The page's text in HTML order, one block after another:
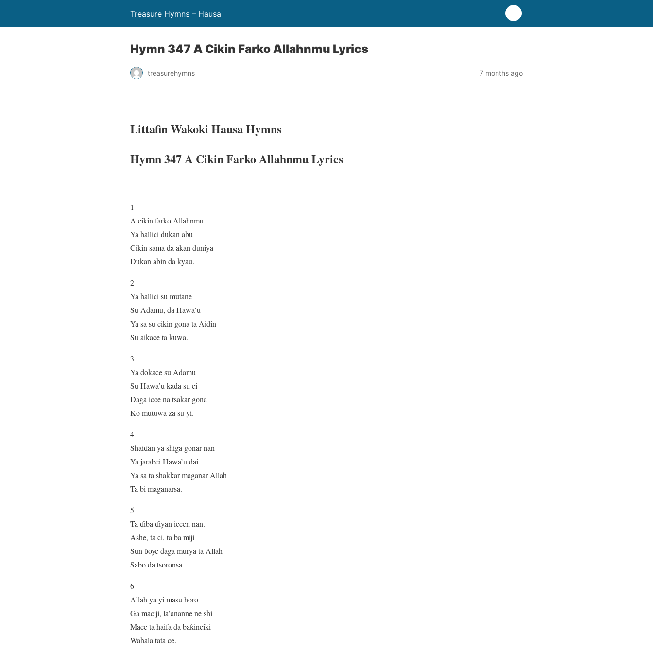
Treasure Hymns – Hausa
Hymn 347 A Cikin Farko Allahnmu Lyrics
treasurehymns 7 months ago
Littafin Wakoki Hausa Hymns
Hymn 347 A Cikin Farko Allahnmu Lyrics
1
A cikin farko Allahnmu
Ya hallici dukan abu
Cikin sama da akan duniya
Dukan abin da kyau.
2
Ya hallici su mutane
Su Adamu, da Hawa’u
Ya sa su cikin gona ta Aidin
Su aikace ta kuwa.
3
Ya dokace su Adamu
Su Hawa’u kada su ci
Daga icce na tsakar gona
Ko mutuwa za su yi.
4
Shaiɗan ya shiga gonar nan
Ya jarabci Hawa’u dai
Ya sa ta shakkar maganar Allah
Ta bi maganarsa.
5
Ta ɗiba ɗiyan iccen nan.
Ashe, ta ci, ta ba miji
Sun ɓoye daga murya ta Allah
Sabo da tsoronsa.
6
Allah ya yi masu horo
Ga maciji, la’ananne ne shi
Mace ta haifa da baƙinciki
Wahala tata ce.